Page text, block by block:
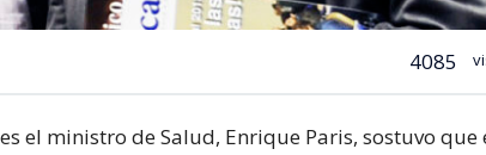
4085
el ministro de Salud, Enrique Paris, sostuvo que